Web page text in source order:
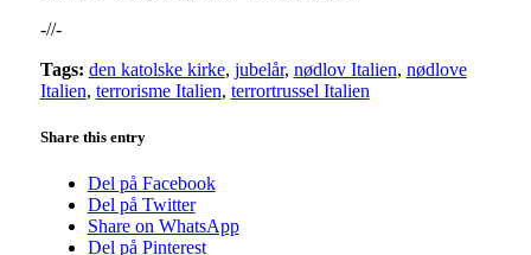
-//-
Tags: den katolske kirke, jubelår, nødlov Italien, nødlove
Italien, terrorisme Italien, terrortrussel Italien
Share this entry
Del på Facebook
Del på Twitter
Share on WhatsApp
Del på Pinterest